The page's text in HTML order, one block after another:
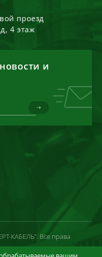
проезд
4 этаж
и
КАБЕЛЬ". Все права